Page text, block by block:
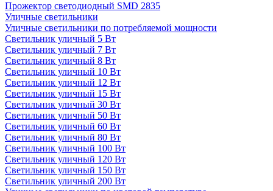
Прожектор светодиодный SMD 2835
Уличные светильники
Уличные светильники по потребляемой мощности
Светильник уличный 5 Вт
Светильник уличный 7 Вт
Светильник уличный 8 Вт
Светильник уличный 10 Вт
Светильник уличный 12 Вт
Светильник уличный 15 Вт
Светильник уличный 30 Вт
Светильник уличный 50 Вт
Светильник уличный 60 Вт
Светильник уличный 80 Вт
Светильник уличный 100 Вт
Светильник уличный 120 Вт
Светильник уличный 150 Вт
Светильник уличный 200 Вт